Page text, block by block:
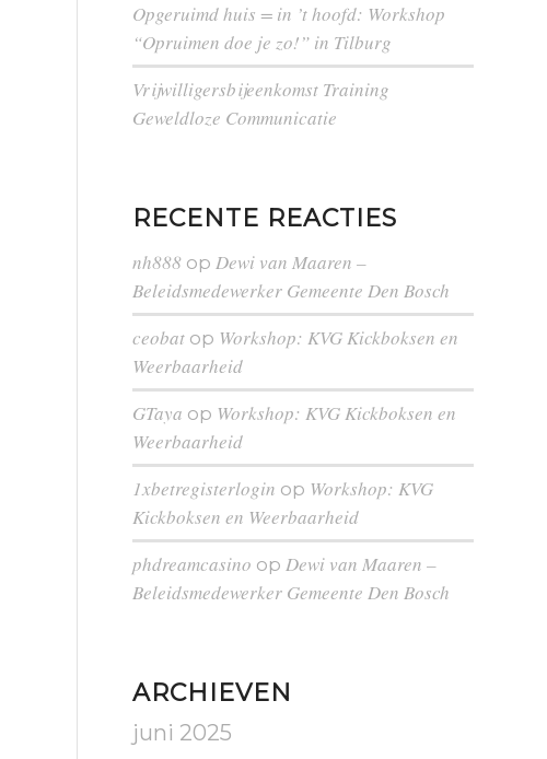
Opgeruimd huis = in ’t hoofd: Workshop
“Opruimen doe je zo!” in Tilburg
Vrijwilligersbijeenkomst Training
Geweldloze Communicatie
RECENTE REACTIES
nh888 op Dewi van Maaren –
Beleidsmedewerker Gemeente Den Bosch
ceobat op Workshop: KVG Kickboksen en
Weerbaarheid
GTaya op Workshop: KVG Kickboksen en
Weerbaarheid
1xbetregisterlogin op Workshop: KVG
Kickboksen en Weerbaarheid
phdreamcasino op Dewi van Maaren –
Beleidsmedewerker Gemeente Den Bosch
ARCHIEVEN
juni 2025